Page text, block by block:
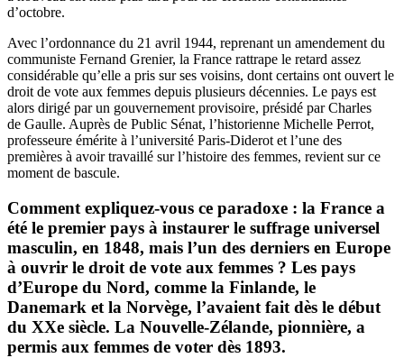
d’octobre.
Avec l’ordonnance du 21 avril 1944, reprenant un amendement du
communiste Fernand Grenier, la France rattrape le retard assez
considérable qu’elle a pris sur ses voisins, dont certains ont ouvert le
droit de vote aux femmes depuis plusieurs décennies. Le pays est
alors dirigé par un gouvernement provisoire, présidé par Charles
de Gaulle. Auprès de Public Sénat, l’historienne Michelle Perrot,
professeure émérite à l’université Paris-Diderot et l’une des
premières à avoir travaillé sur l’histoire des femmes, revient sur ce
moment de bascule.
Comment expliquez-vous ce paradoxe : la France a
été le premier pays à instaurer le suffrage universel
masculin, en 1848, mais l’un des derniers en Europe
à ouvrir le droit de vote aux femmes ? Les pays
d’Europe du Nord, comme la Finlande, le
Danemark et la Norvège, l’avaient fait dès le début
du XXe siècle. La Nouvelle-Zélande, pionnière, a
permis aux femmes de voter dès 1893.